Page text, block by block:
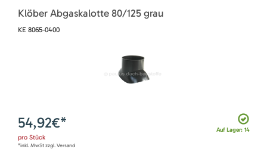
Klöber Abgaskalotte 80/125 grau
KE 8065-0400
Auf Lager: 14
54,92€*
pro Stück
*inkl. MwSt zzgl. Versand